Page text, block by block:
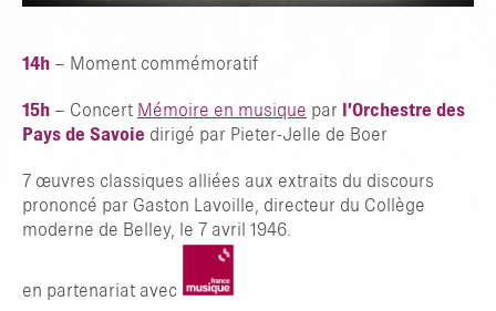
14h – Moment commémoratif
15h – Concert Mémoire en musique par l’Orchestre des
Pays de Savoie dirigé par Pieter-Jelle de Boer
7 œuvres classiques alliées aux extraits du discours
prononcé par Gaston Lavoille, directeur du Collège
moderne de Belley, le 7 avril 1946.
en partenariat avec